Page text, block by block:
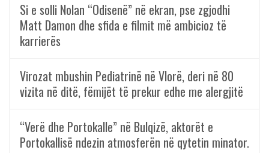
Si e solli Nolan “Odisenë” në ekran, pse zgjodhi
Matt Damon dhe sfida e filmit më ambicioz të
karrierës
Virozat mbushin Pediatrinë në Vlorë, deri në 80
vizita në ditë, fëmijët të prekur edhe me alergjitë
“Verë dhe Portokalle” në Bulqizë, aktorët e
Portokallisë ndezin atmosferën në qytetin minator.